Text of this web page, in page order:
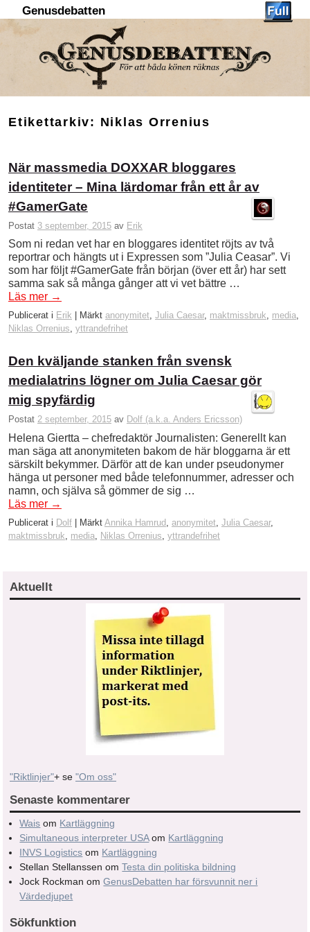
Genusdebatten
Etikettarkiv: Niklas Orrenius
När massmedia DOXXAR bloggares
identiteter – Mina lärdomar från ett år av
#GamerGate
Postat 3 september, 2015 av Erik
Som ni redan vet har en bloggares identitet röjts av två
reportrar och hängts ut i Expressen som ”Julia Ceasar”. Vi
som har följt #GamerGate från början (över ett år) har sett
samma sak så många gånger att vi vet bättre …
Läs mer →
Publicerat i Erik Märkt anonymitet, Julia Caesar, maktmissbruk, media,
Niklas Orrenius, yttrandefrihet
Den kväljande stanken från svensk
medialatrins lögner om Julia Caesar gör
mig spyfärdig
Postat 2 september, 2015 av Dolf (a.k.a. Anders Ericsson)
Helena Giertta – chefredaktör Journalisten: Generellt kan
man säga att anonymiteten bakom de här bloggarna är ett
särskilt bekymmer. Därför att de kan under pseudonymer
hänga ut personer med både telefonnummer, adresser och
namn, och själva så gömmer de sig …
Läs mer →
Publicerat i Dolf Märkt Annika Hamrud anonymitet Julia Caesar,
maktmissbruk
media Niklas Orrenius yttrandefrihet
Aktuellt
"Riktlinjer"+ se "Om oss"
Senaste kommentarer
Wais om Kartläggning
Simultaneous interpreter USAom Kartläggning
INVS Logistics om Kartläggning
Stellan Stellanssen omTesta din politiska bildning
Jock Rockman omGenusDebatten har försvunnit ner i
Värdedjupet
Sökfunktion